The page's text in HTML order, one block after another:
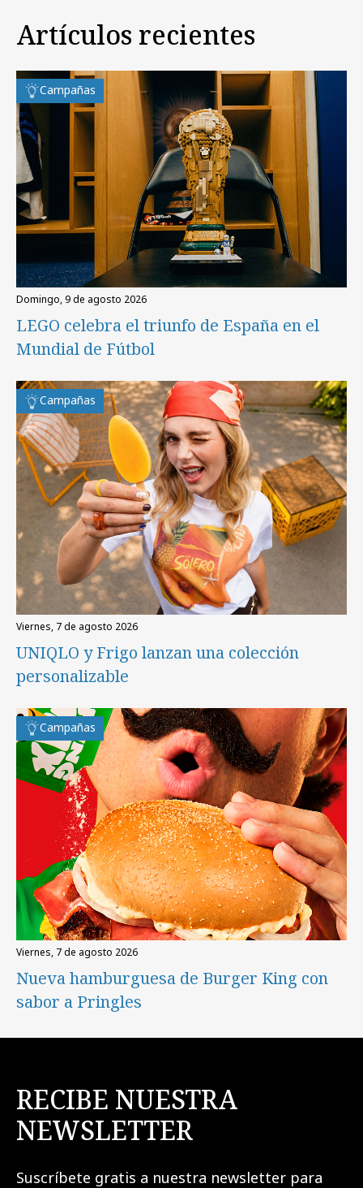
Artículos recientes
Campañas
domingo, 9 de agosto 2026
LEGO celebra el triunfo de España en el
Mundial de Fútbol
Campañas
viernes, 7 de agosto 2026
UNIQLO y Frigo lanzan una colección
personalizable
Campañas
viernes, 7 de agosto 2026
Nueva hamburguesa de Burger King con
sabor a Pringles
RECIBE NUESTRA
NEWSLETTER
Suscríbete gratis a nuestra newsletter para